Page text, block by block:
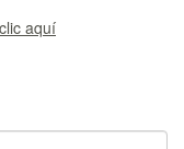
clic aquí